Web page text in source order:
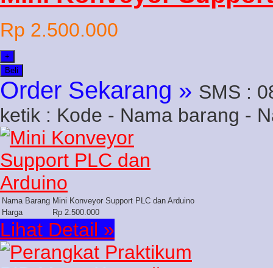
Rp 2.500.000
+
Beli
Order Sekarang » SMS :
ketik : Kode - Nama barang -
Nama Barang Mini Konveyor Support PLC dan Arduino
Harga
Rp 2.500.000
Lihat Detail »